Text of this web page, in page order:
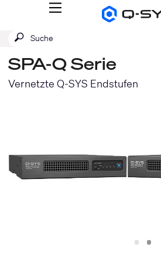
Q-
Homepage
MENÜ
QSYS.com (English)
Deutsch
Español
Français
Suche
SUCHE
SPA-Q Serie
Vernetzte Q-SYS Endstufen
Slide
1 Slide
2